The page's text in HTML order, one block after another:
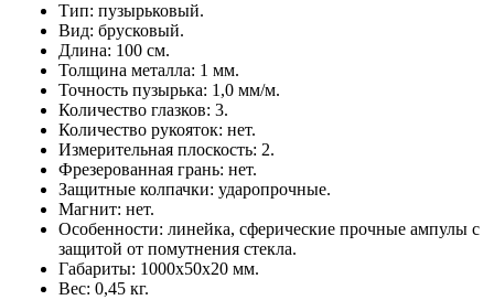
Тип: пузырьковый.
Вид: брусковый.
Длина: 100 см.
Толщина металла: 1 мм.
Точность пузырька: 1,0 мм/м.
Количество глазков: 3.
Количество рукояток: нет.
Измерительная плоскость: 2.
Фрезерованная грань: нет.
Защитные колпачки: ударопрочные.
Магнит: нет.
Особенности: линейка, сферические прочные ампулы с
защитой от помутнения стекла.
Габариты: 1000x50x20 мм.
Вес: 0,45 кг.